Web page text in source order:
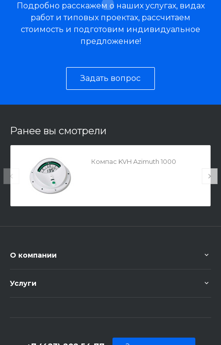
Подробно расскажем о наших услугах, видах
работ и типовых проектах, рассчитаем
стоимость и подготовим индивидуальное
предложение!
Задать вопрос
Ранее вы смотрели
Компас KVH Azimuth 1000
О компании
Услуги